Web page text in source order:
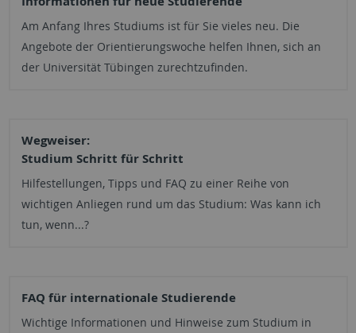
Am Anfang Ihres Studiums ist für Sie vieles neu. Die
Angebote der Orientierungs­woche helfen Ihnen, sich an
der Universität Tübingen zurechtzufinden.
Wegweiser:
Studium Schritt für Schritt
Hilfestellungen, Tipps und FAQ zu einer Reihe von
wichtigen Anliegen rund um das Studium: Was kann ich
tun, wenn...?
FAQ für inter­nationale Studierende
Wichtige Informationen und Hinweise zum Studium in